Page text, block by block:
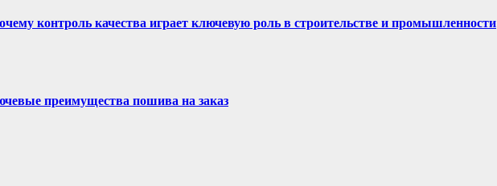
контроль качества играет ключевую роль в строительстве и промышленности
преимущества пошива на заказ